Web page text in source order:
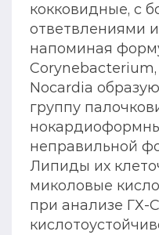
кокковидные, с
ответвлениями
напоминая
Nocardia
группу
неправильной
Липиды их
миколовые
при анализе ГХ-